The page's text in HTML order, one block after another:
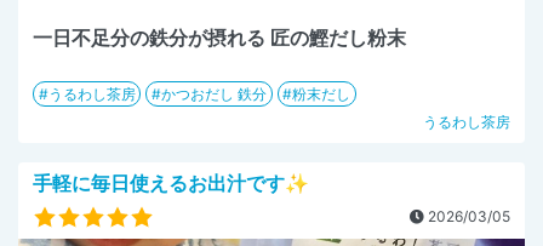
一日不足分の鉄分が摂れる 匠の鰹だし粉末
うるわし茶房 かつおだし 鉄分
粉末だし
うるわし茶房
手軽に毎日使えるお出汁です✨
2026/03/05